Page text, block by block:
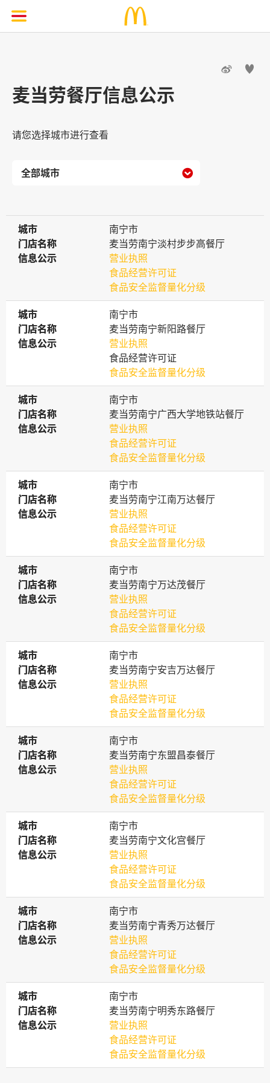
 
麦当劳餐厅信息公示
请您选择城市进行查看

城市
城市
南宁市
门店名称
门店名称
麦当劳南宁淡村步步高餐厅
信息公示
信息公示
营业执照
食品经营许可证
食品安全监督量化分级
城市
城市
南宁市
门店名称
门店名称
麦当劳南宁新阳路餐厅
信息公示
信息公示
营业执照
食品经营许可证
食品安全监督量化分级
城市
城市
南宁市
门店名称
门店名称
麦当劳南宁广西大学地铁站餐厅
信息公示
信息公示
营业执照
食品经营许可证
食品安全监督量化分级
城市
城市
南宁市
门店名称
门店名称
麦当劳南宁江南万达餐厅
信息公示
信息公示
营业执照
食品经营许可证
食品安全监督量化分级
城市
城市
南宁市
门店名称
门店名称
麦当劳南宁万达茂餐厅
信息公示
信息公示
营业执照
食品经营许可证
食品安全监督量化分级
城市
城市
南宁市
门店名称
门店名称
麦当劳南宁安吉万达餐厅
信息公示
信息公示
营业执照
食品经营许可证
食品安全监督量化分级
城市
城市
南宁市
门店名称
门店名称
麦当劳南宁东盟昌泰餐厅
信息公示
信息公示
营业执照
食品经营许可证
食品安全监督量化分级
城市
城市
南宁市
门店名称
门店名称
麦当劳南宁文化宫餐厅
信息公示
信息公示
营业执照
食品经营许可证
食品安全监督量化分级
城市
城市
南宁市
门店名称
门店名称
麦当劳南宁青秀万达餐厅
信息公示
信息公示
营业执照
食品经营许可证
食品安全监督量化分级
城市
城市
南宁市
门店名称
门店名称
麦当劳南宁明秀东路餐厅
信息公示
信息公示
营业执照
食品经营许可证
食品安全监督量化分级